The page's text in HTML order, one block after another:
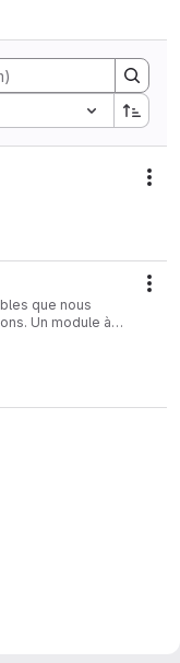
que nous
Un module à
de façon